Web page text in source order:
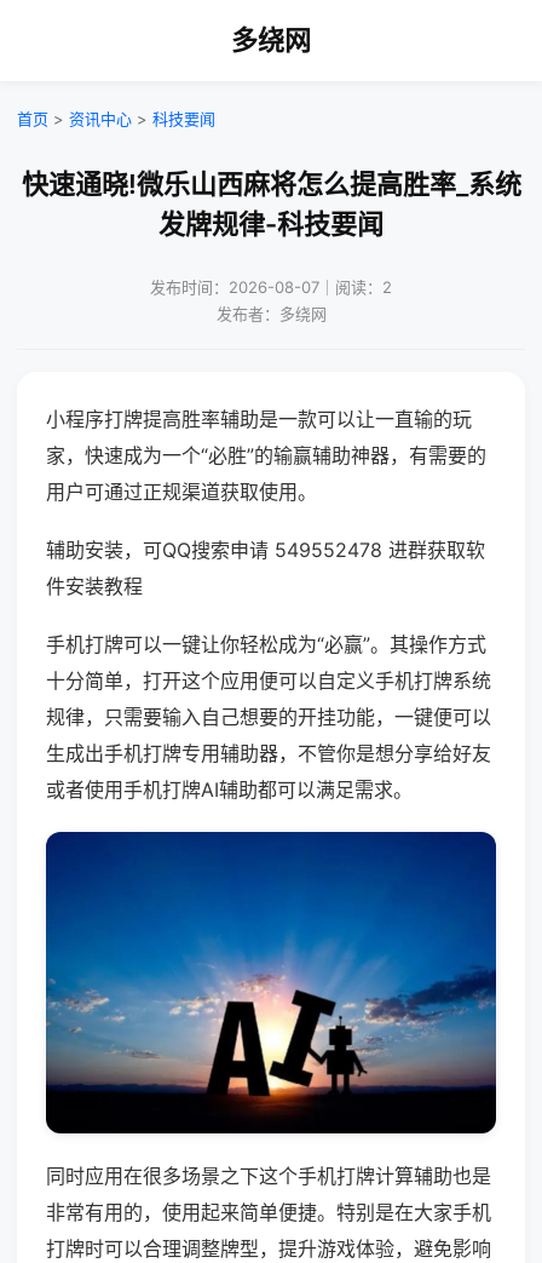
多绕网
首页 > 资讯中心 > 科技要闻
快速通晓!微乐山西麻将怎么提高胜率_系统
发牌规律-科技要闻
发布时间：2026-08-07｜阅读：2
发布者：多绕网
小程序打牌提高胜率辅助是一款可以让一直输的玩
家，快速成为一个“必胜”的输赢辅助神器，有需要的
用户可通过正规渠道获取使用。
辅助安装，可QQ搜索申请 549552478 进群获取软
件安装教程
手机打牌可以一键让你轻松成为“必赢”。其操作方式
十分简单，打开这个应用便可以自定义手机打牌系统
规律，只需要输入自己想要的开挂功能，一键便可以
生成出手机打牌专用辅助器，不管你是想分享给好友
或者使用手机打牌AI辅助都可以满足需求。
同时应用在很多场景之下这个手机打牌计算辅助也是
非常有用的，使用起来简单便捷。特别是在大家手机
打牌时可以合理调整牌型，提升游戏体验，避免影响